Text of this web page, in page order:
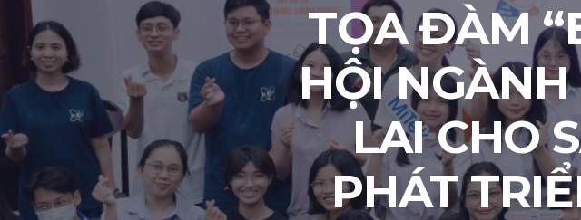
TỌA ĐÀM
HỘI NGÀNH
LAI CHO
PHÁT